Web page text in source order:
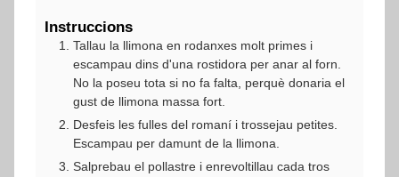
Instruccions
Tallau la llimona en rodanxes molt primes i
escampau dins d'una rostidora per anar al forn.
No la poseu tota si no fa falta, perquè donaria el
gust de llimona massa fort.
Desfeis les fulles del romaní i trossejau petites.
Escampau per damunt de la llimona.
Salprebau el pollastre i enrevoltillau cada tros